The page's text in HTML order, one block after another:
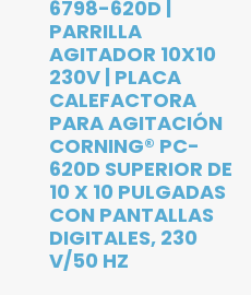
6798-620D |
PARRILLA
AGITADOR 10X10
230V | PLACA
CALEFACTORA
PARA AGITACIÓN
CORNING® PC-
620D SUPERIOR DE
10 X 10 PULGADAS
CON PANTALLAS
DIGITALES, 230
V/50 HZ